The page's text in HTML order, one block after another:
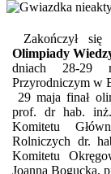
Zakończył się
Olimpiady
dniach 28-29
Przyrodniczym w
29 maja finał
prof. dr hab.
Komitetu
Rolniczych dr.
Komitetu
Joanną Bogucką,